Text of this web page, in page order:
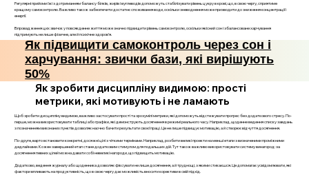
Регулярні прийоми їжі з дотриманням балансу білків, жирів і вуглеводів допоможуть стабілізувати рівень цукру в крові, що, в свою чергу, сприятиме
кращому самоконтролю. Важливо також забезпечити достатнє споживання води, оскільки зневоднення може призводити до зниження концентрації і
енергії.
Впровадження цих звичок у повсякденне життя може значно підвищити рівень самоконтролю, оскільки якісний сон і збалансоване харчування
підтримують не лише фізичне, але й психічне здоров’я.
Як підвищити самоконтроль через сон і
харчування: звички бази, які вирішують
50%
Як зробити дисципліну видимою: прості
метрики, які мотивують і не ламають
Щоб зробити дисципліну видимою, важливо застосувати прості та зрозумілі метрики, які допоможуть відстежувати прогрес без додаткового стресу. По-
перше, можна використовувати таблиці або графіки, які демонструють досягнення в режимі реального часу. Наприклад, щоденне ведення списку завдань
з позначенням виконаних пунктів дозволяє наочно бачити результати своєї праці. Це не лише підвищує мотивацію, а й створює відчуття досягнення.
По-друге, варто встановити конкретні, досяжні цілі з чіткими термінами. Наприклад, розбити великі проекти на менші етапи з визначеними проміжними
дедлайнами. Кожен завершений етап стане додатковим стимулом для подальших дій. Тут також важливо використовувати систему винагород: за
досягнення певних цілей можна давати собі невеликі нагороди, що підвищить мотивацію.
Додатково, ведення журналу або щоденника дозволяє фіксувати не лише досягнення, а й труднощі, з якими стикаєшся. Це допомагає усвідомлювати, які
фактори впливають на продуктивність, що в свою чергу дає можливість вносити корективи в свій підхід.